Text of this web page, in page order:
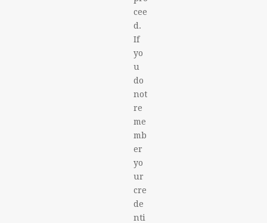
cee
d.
If
yo
u
do
not
re
me
mb
er
yo
ur
cre
de
nti